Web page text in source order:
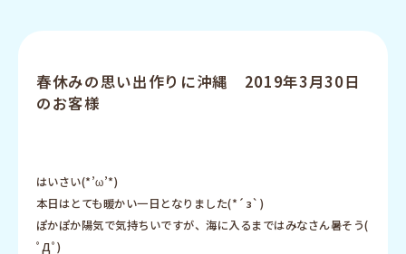
春休みの思い出作りに沖縄 2019年3月30日
のお客様
はいさい(*’ω’*)
本日はとても暖かい一日となりました(*´з`)
ぽかぽか陽気で気持ちいですが、海に入るまではみなさん暑そう(
ﾟДﾟ)